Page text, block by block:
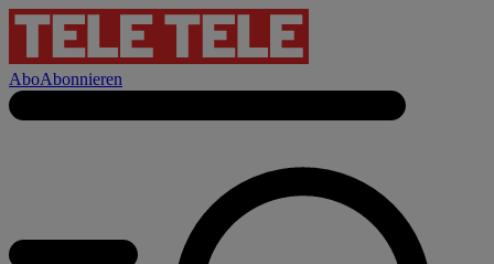
AboAbonnieren